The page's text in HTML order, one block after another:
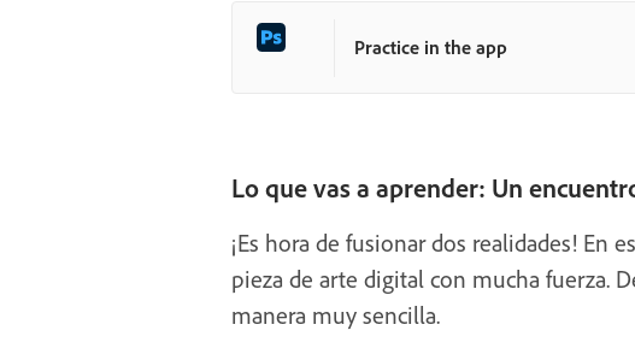
Practice in the app
Lo que vas a aprender: Un
¡Es hora de fusionar dos realidades! En
pieza de arte digital con mucha fuerza.
manera muy sencilla.